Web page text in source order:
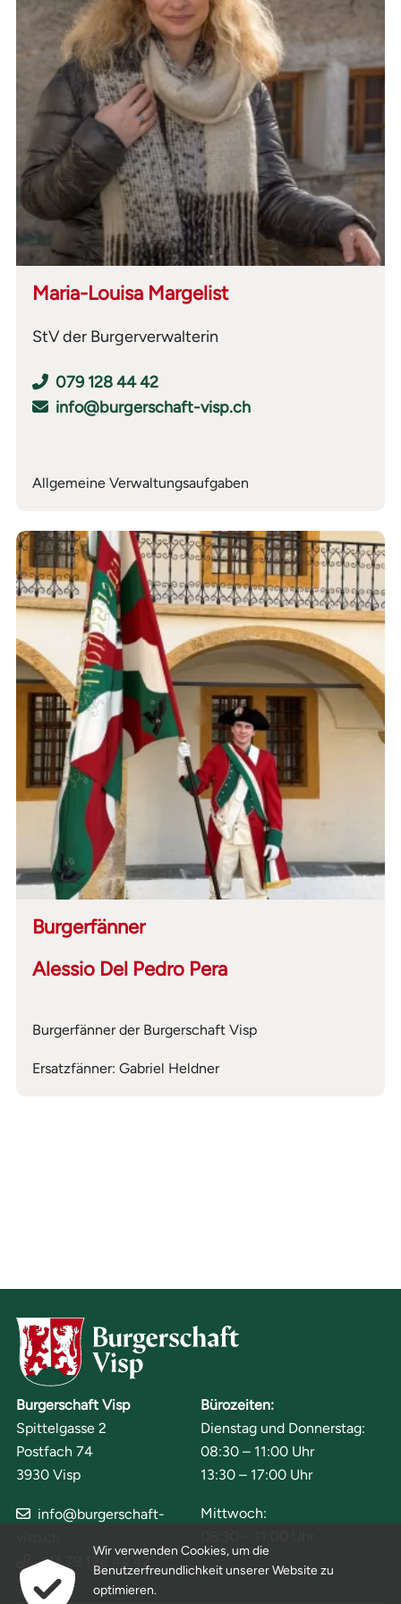
Maria-Louisa Margelist
StV der Burgerverwalterin
079 128 44 42
info@burgerschaft-visp.ch
Allgemeine Verwaltungsaufgaben
Burgerfänner
Alessio Del Pedro Pera
Burgerfänner der Burgerschaft Visp
Ersatzfänner: Gabriel Heldner
Burgerschaft Visp
Spittelgasse 2
Postfach 74
3930 Visp
info@burgerschaft-
+41 79 128 44 42
Bürozeiten:
Dienstag und Donnerstag:
08:30 – 11:00 Uhr
13:30 – 17:00 Uhr
Mittwoch:
Wir verwenden Cookies, um die
Benutzerfreundlichkeit unserer Website zu
optimieren.